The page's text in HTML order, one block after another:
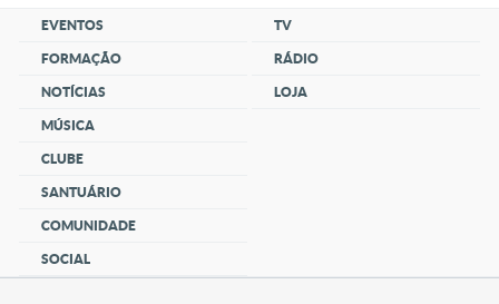
EVENTOS
FORMAÇÃO
NOTÍCIAS
MÚSICA
CLUBE
SANTUÁRIO
COMUNIDADE
SOCIAL
TV
RÁDIO
LOJA